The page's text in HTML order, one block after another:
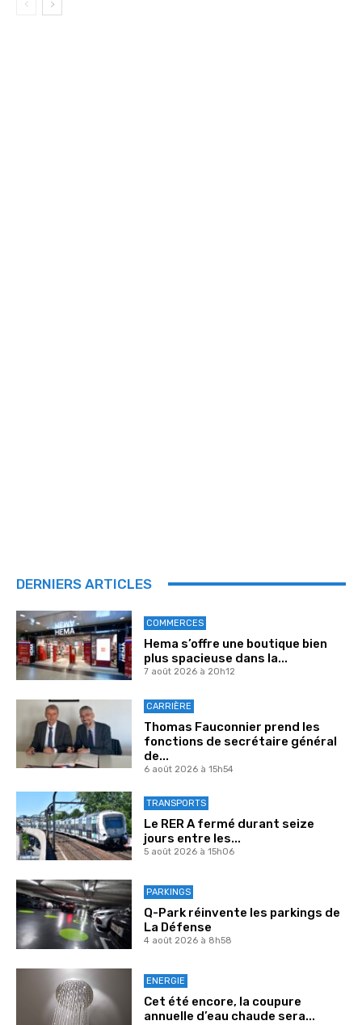
DERNIERS ARTICLES
COMMERCES
Hema s’offre une boutique bien
plus spacieuse dans la...
7 août 2026 à 20h12
CARRIÈRE
Thomas Fauconnier prend les
fonctions de secrétaire général
de...
6 août 2026 à 15h54
TRANSPORTS
Le RER A fermé durant seize
jours entre les...
5 août 2026 à 15h06
PARKINGS
Q-Park réinvente les parkings de
La Défense
4 août 2026 à 8h58
ENERGIE
Cet été encore, la coupure
annuelle d’eau chaude sera...